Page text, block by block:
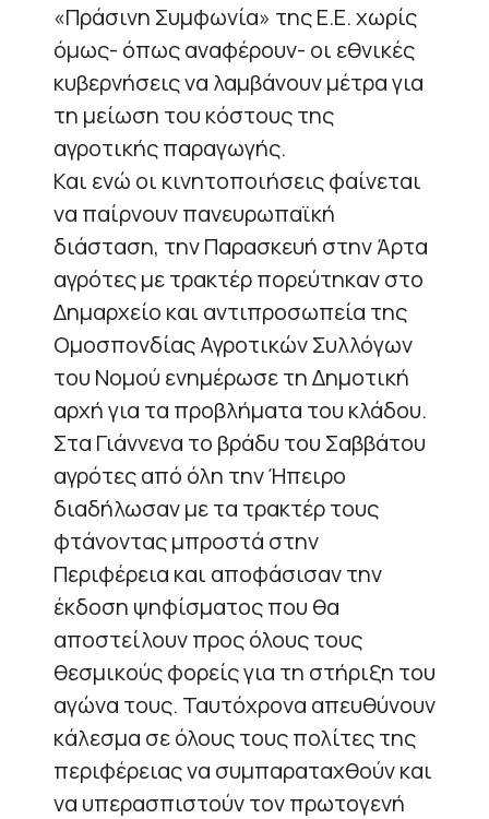
«Πράσινη Συμφωνία» της Ε.Ε. χωρίς
όμως- όπως αναφέρουν- οι εθνικές
κυβερνήσεις να λαμβάνουν μέτρα για
τη μείωση του κόστους της
αγροτικής παραγωγής.
Και ενώ οι κινητοποιήσεις φαίνεται
να παίρνουν πανευρωπαϊκή
διάσταση, την Παρασκευή στην Άρτα
αγρότες με τρακτέρ πορεύτηκαν στο
Δημαρχείο και αντιπροσωπεία της
Ομοσπονδίας Αγροτικών Συλλόγων
του Νομού ενημέρωσε τη Δημοτική
αρχή για τα προβλήματα του κλάδου.
Στα Γιάννενα το βράδυ του Σαββάτου
αγρότες από όλη την Ήπειρο
διαδήλωσαν με τα τρακτέρ τους
φτάνοντας μπροστά στην
Περιφέρεια και αποφάσισαν την
έκδοση ψηφίσματος που θα
αποστείλουν προς όλους τους
θεσμικούς φορείς για τη στήριξη του
αγώνα τους. Ταυτόχρονα απευθύνουν
κάλεσμα σε όλους τους πολίτες της
περιφέρειας να συμπαραταχθούν και
να υπερασπιστούν τον πρωτογενή